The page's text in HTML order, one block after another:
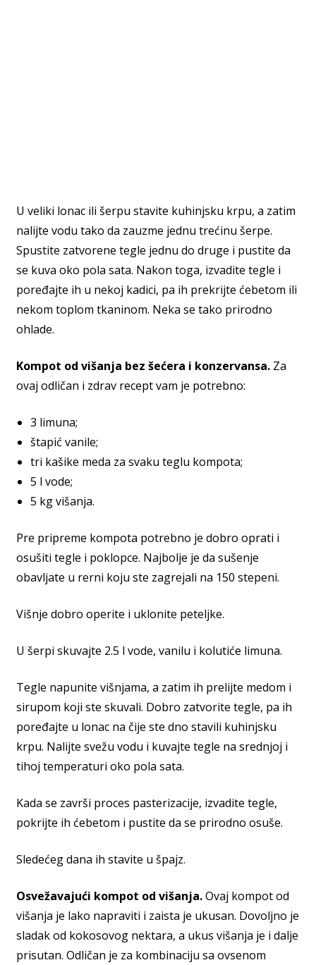
U veliki lonac ili šerpu stavite kuhinjsku krpu, a zatim
nalijte vodu tako da zauzme jednu trećinu šerpe.
Spustite zatvorene tegle jednu do druge i pustite da
se kuva oko pola sata. Nakon toga, izvadite tegle i
poređajte ih u nekoj kadici, pa ih prekrijte ćebetom ili
nekom toplom tkaninom. Neka se tako prirodno
ohlade.
Kompot od višanja bez šećera i konzervansa.Za
ovaj odličan i zdrav recept vam je potrebno:
3 limuna;
štapić vanile;
tri kašike meda za svaku teglu kompota;
5 l vode;
5 kg višanja.
Pre pripreme kompota potrebno je dobro oprati i
osušiti tegle i poklopce. Najbolje je da sušenje
obavljate u rerni koju ste zagrejali na 150 stepeni.
Višnje dobro operite i uklonite peteljke.
U šerpi skuvajte 2.5 l vode, vanilu i kolutiće limuna.
Tegle napunite višnjama, a zatim ih prelijte medom i
sirupom koji ste skuvali. Dobro zatvorite tegle, pa ih
poređajte u lonac na čije ste dno stavili kuhinjsku
krpu. Nalijte svežu vodu i kuvajte tegle na srednjoj i
tihoj temperaturi oko pola sata.
Kada se završi proces pasterizacije, izvadite tegle,
pokrijte ih ćebetom i pustite da se prirodno osuše.
Sledećeg dana ih stavite u špajz.
Osvežavajući kompot od višanja.Ovaj kompot od
višanja je lako napraviti i zaista je ukusan. Dovoljno je
sladak od kokosovog nektara, a ukus višanja je i dalje
prisutan. Odličan je za kombinaciju sa ovsenom